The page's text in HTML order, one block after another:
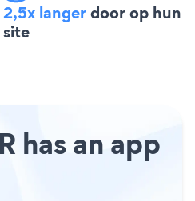
2,5x langerdoor op hun
site
has an app